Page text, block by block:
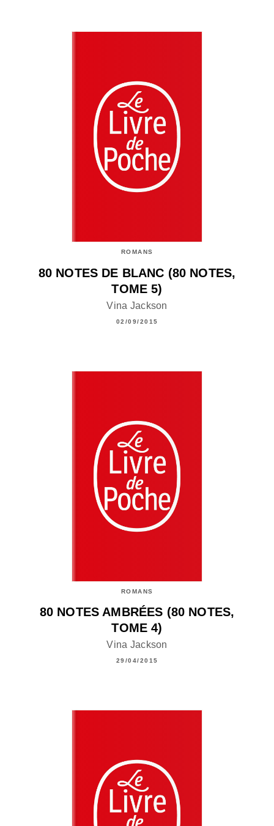
ROMANS
80 NOTES DE BLANC (80 NOTES,
TOME 5)
Vina Jackson
02/09/2015
ROMANS
80 NOTES AMBRÉES (80 NOTES,
TOME 4)
Vina Jackson
29/04/2015